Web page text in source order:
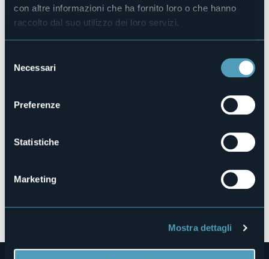
con altre informazioni che ha fornito loro o che hanno
raccolto dal suo utilizzo dei loro servizi.
delNecessari
Preferenze
Statistiche
Marketing
Mostra dettagli
Telefono
+39 0324 93382 Parrocchia
Druogno (VB)
Apri mappa